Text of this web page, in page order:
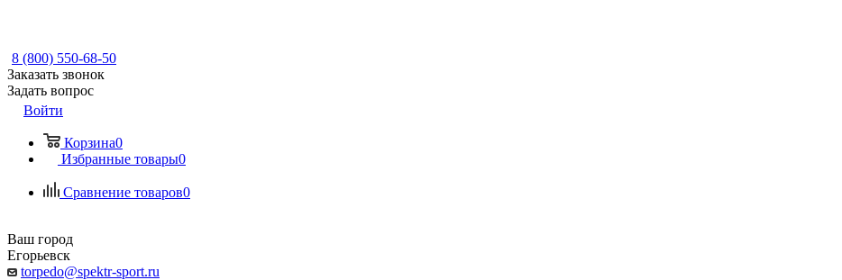
8 (800) 550-68-50
Заказать звонок
Задать вопрос
Войти
Корзина0
Избранные товары0
Сравнение товаров0
Ваш город
Егорьевск
torpedo@spektr-sport.ru